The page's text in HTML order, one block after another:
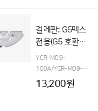
걸레판: G5맥스
전용(G5 호환불
가)
YCR-M09-
100A/YCR-M09-
110A 전용
13,200원